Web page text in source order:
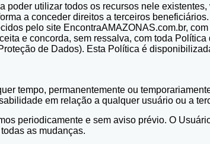
poder utilizar todos os recursos nele
a conceder direitos a terceiros beneficiários.
pelo site EncontraAMAZONAS.com.br,
e concorda, sem ressalva, com toda
de Dados). Esta Política é
tempo, permanentemente ou
em relação a qualquer usuário ou a
periodicamente e sem aviso prévio. O
as mudanças.